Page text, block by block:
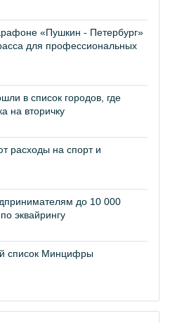
«Пушкин - Петербург»
для профессиональных
в список городов, где
на вторичку
расходы на спорт и
до 10 000
эквайрингу
список Минцифры